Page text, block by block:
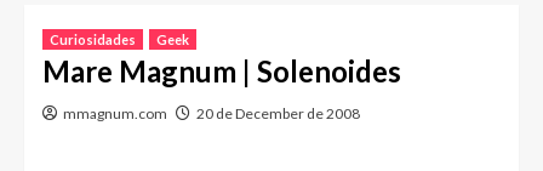
Curiosidades Geek
Mare Magnum | Solenoides
mmagnum.com 20 de December de 2008